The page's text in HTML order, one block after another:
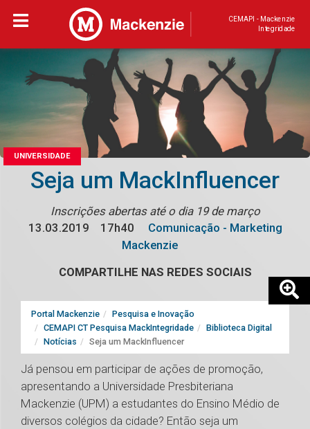
CEMAPI - Mackenzie
Integridade
UNIVERSIDADE
Seja um MackInfluencer
Inscrições abertas até o dia 19 de março
13.03.2019
17h40
Comunicação - Marketing
Mackenzie
COMPARTILHE NAS REDES SOCIAIS
Portal Mackenzie
Pesquisa e Inovação
CEMAPI CT Pesquisa MackIntegridade
Biblioteca Digital
Notícias
Seja um MackInfluencer
Já pensou em participar de ações de promoção,
apresentando a Universidade Presbiteriana
Mackenzie (UPM) a estudantes do Ensino Médio de
diversos colégios da cidade? Então seja um